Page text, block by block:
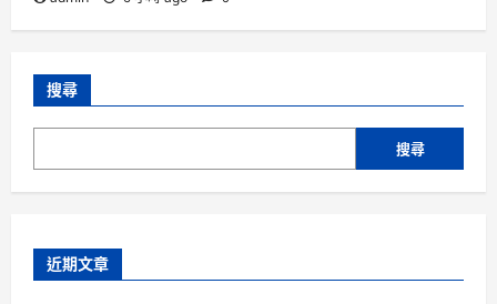
搜尋
搜尋
近期文章